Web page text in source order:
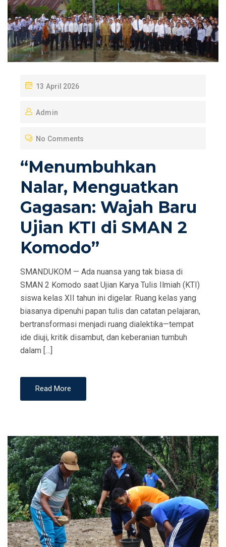
P
S
E
O
N
13 April 2026
Admin
No Comments
“Menumbuhkan
Nalar, Menguatkan
Gagasan: Wajah Baru
Ujian KTI di SMAN 2
Komodo”
SMANDUKOM — Ada nuansa yang tak biasa di
SMAN 2 Komodo saat Ujian Karya Tulis Ilmiah (KTI)
siswa kelas XII tahun ini digelar. Ruang kelas yang
biasanya dipenuhi papan tulis dan catatan pelajaran,
bertransformasi menjadi ruang dialektika—tempat
ide diuji, kritik disambut, dan keberanian tumbuh
dalam […]
Read More